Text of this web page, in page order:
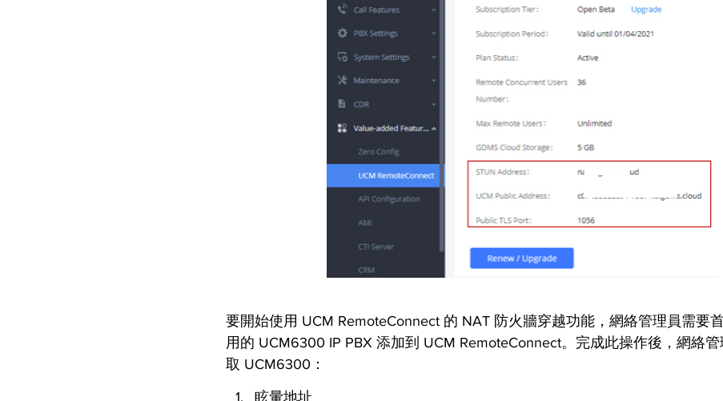
要開始使用 UCM RemoteConnect 的 NAT 防火牆穿越功能，網絡管理員需要
用的 UCM6300 IP PBX 添加到 UCM RemoteConnect。完成此操作後，網絡
取 UCM6300：
眩暈地址